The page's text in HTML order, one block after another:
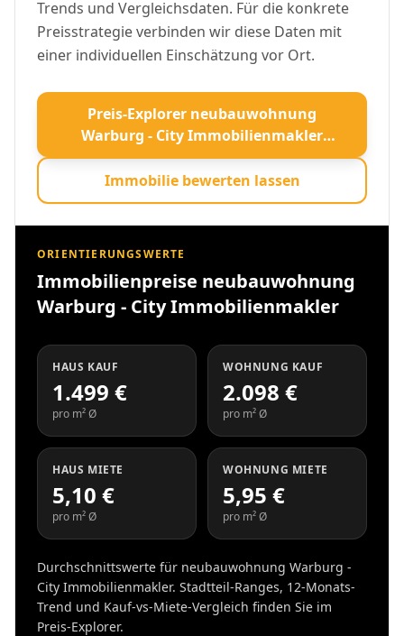
Trends und Vergleichsdaten. Für die konkrete
Preisstrategie verbinden wir diese Daten mit
einer individuellen Einschätzung vor Ort.
Preis-Explorer neubauwohnung
Warburg - City Immobilienmakler
öffnen
Immobilie bewerten lassen
ORIENTIERUNGSWERTE
Immobilienpreise neubauwohnung
Warburg - City Immobilienmakler
HAUS KAUF
1.499 €
pro m² Ø
WOHNUNG KAUF
2.098 €
pro m² Ø
HAUS MIETE
5,10 €
pro m² Ø
WOHNUNG MIETE
5,95 €
pro m² Ø
Durchschnittswerte für neubauwohnung Warburg -
City Immobilienmakler. Stadtteil-Ranges, 12-Monats-
Trend und Kauf-vs-Miete-Vergleich finden Sie im
Preis-Explorer.